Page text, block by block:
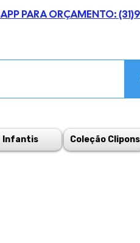
PARA ORÇAMENTO:
Infantis Coleção Clipons